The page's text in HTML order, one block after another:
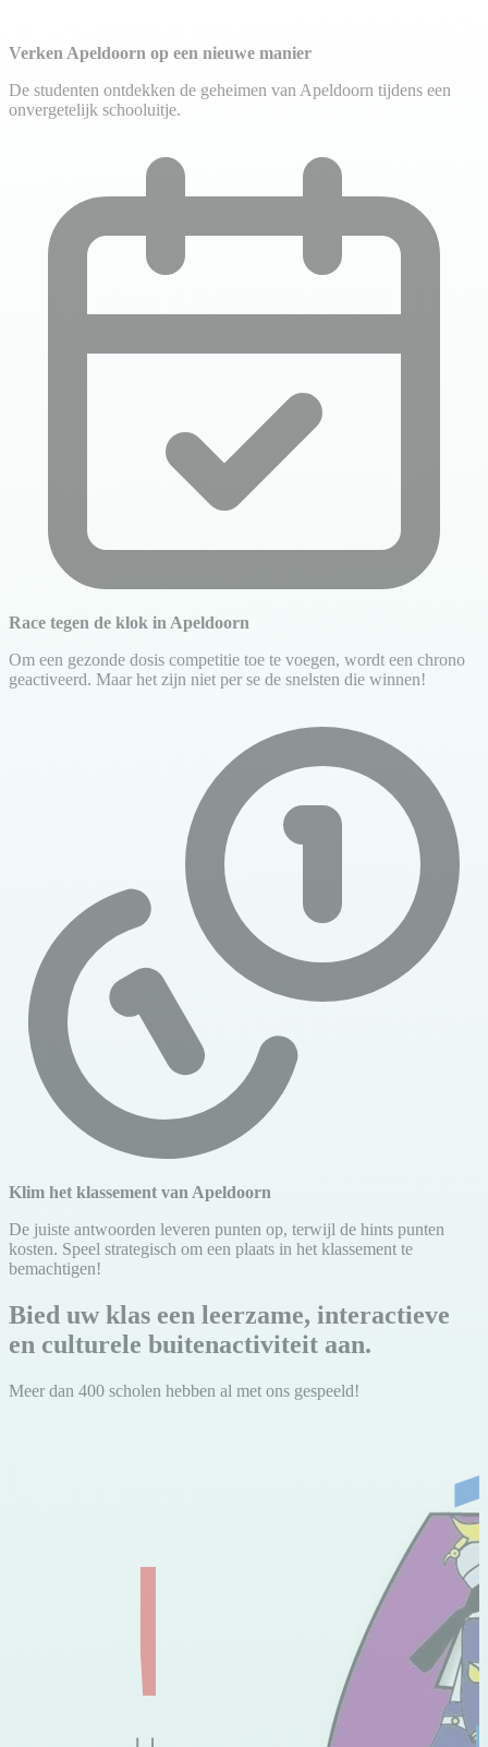
Verken Apeldoorn op een nieuwe manier
De studenten ontdekken de geheimen van Apeldoorn tijdens een
onvergetelijk schooluitje.
Race tegen de klok in Apeldoorn
Om een gezonde dosis competitie toe te voegen, wordt een chrono
geactiveerd. Maar het zijn niet per se de snelsten die winnen!
Klim het klassement van Apeldoorn
De juiste antwoorden leveren punten op, terwijl de hints punten
kosten. Speel strategisch om een plaats in het klassement te
bemachtigen!
Bied uw klas een leerzame, interactieve
en culturele buitenactiviteit aan.
Meer dan 400 scholen hebben al met ons gespeeld!